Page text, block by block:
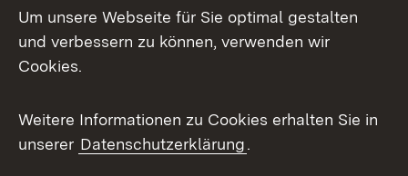
Mastodon
Messenger
Social Wall
X / Twitter
Um unsere Webseite für Sie optimal gestalten
und verbessern zu können, verwenden wir
Cookies.
Weitere Informationen zu Cookies erhalten Sie in
unserer Datenschutzerklärung.